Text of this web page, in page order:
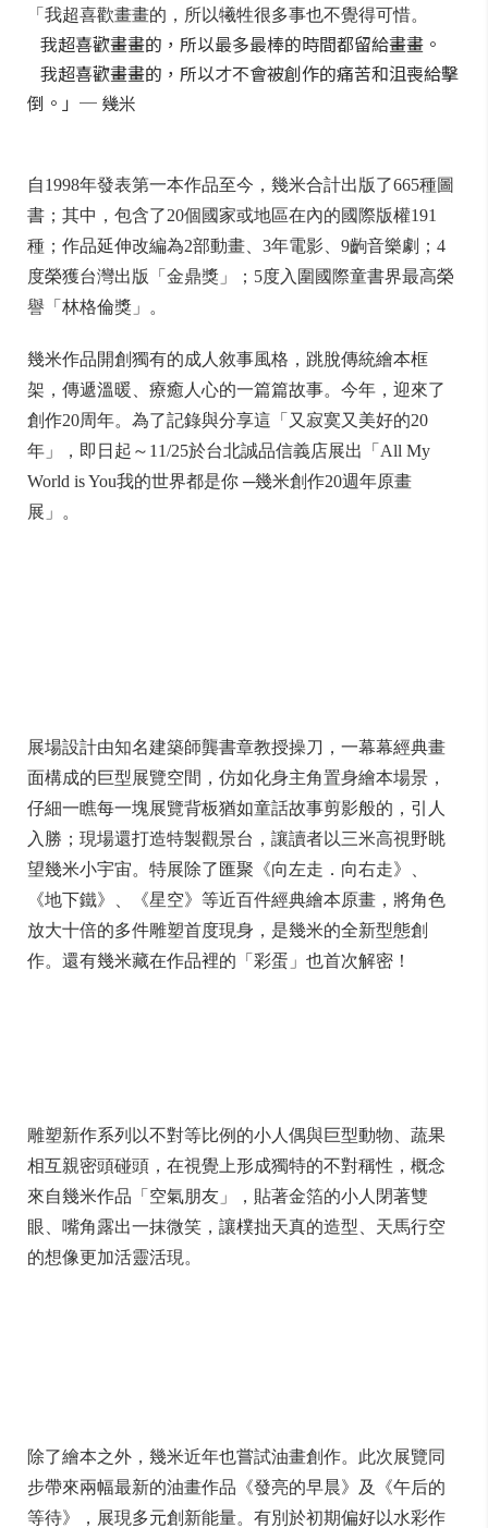
「我超喜歡畫畫的，所以犧牲很多事也不覺得可惜。
我超喜歡畫畫的，所以最多最棒的時間都留給畫畫。
我超喜歡畫畫的，所以才不會被創作的痛苦和沮喪給擊
倒。」─ 幾米
自1998年發表第一本作品至今，幾米合計出版了665種圖
書；其中，包含了20個國家或地區在內的國際版權191
種；作品延伸改編為2部動畫、3年電影、9齣音樂劇；4
度榮獲台灣出版「金鼎獎」；5度入圍國際童書界最高榮
譽「林格倫獎」。
幾米作品開創獨有的成人敘事風格，跳脫傳統繪本框
架，傳遞溫暖、療癒人心的一篇篇故事。今年，迎來了
創作20周年。為了記錄與分享這「又寂寞又美好的20
年」，即日起～11/25於台北誠品信義店展出「All My
World is You我的世界都是你 ─幾米創作20週年原畫
展」。
展場設計由知名建築師龔書章教授操刀，一幕幕經典畫
面構成的巨型展覽空間，仿如化身主角置身繪本場景，
仔細一瞧每一塊展覽背板猶如童話故事剪影般的，引人
入勝；現場還打造特製觀景台，讓讀者以三米高視野眺
望幾米小宇宙。特展除了匯聚《向左走．向右走》、
《地下鐵》、《星空》等近百件經典繪本原畫，將角色
放大十倍的多件雕塑首度現身，是幾米的全新型態創
作。還有幾米藏在作品裡的「彩蛋」也首次解密！
雕塑新作系列以不對等比例的小人偶與巨型動物、蔬果
相互親密頭碰頭，在視覺上形成獨特的不對稱性，概念
來自幾米作品「空氣朋友」，貼著金箔的小人閉著雙
眼、嘴角露出一抹微笑，讓樸拙天真的造型、天馬行空
的想像更加活靈活現。
除了繪本之外，幾米近年也嘗試油畫創作。此次展覽同
步帶來兩幅最新的油畫作品《發亮的早晨》及《午后的
等待》，展現多元創新能量。有別於初期偏好以水彩作